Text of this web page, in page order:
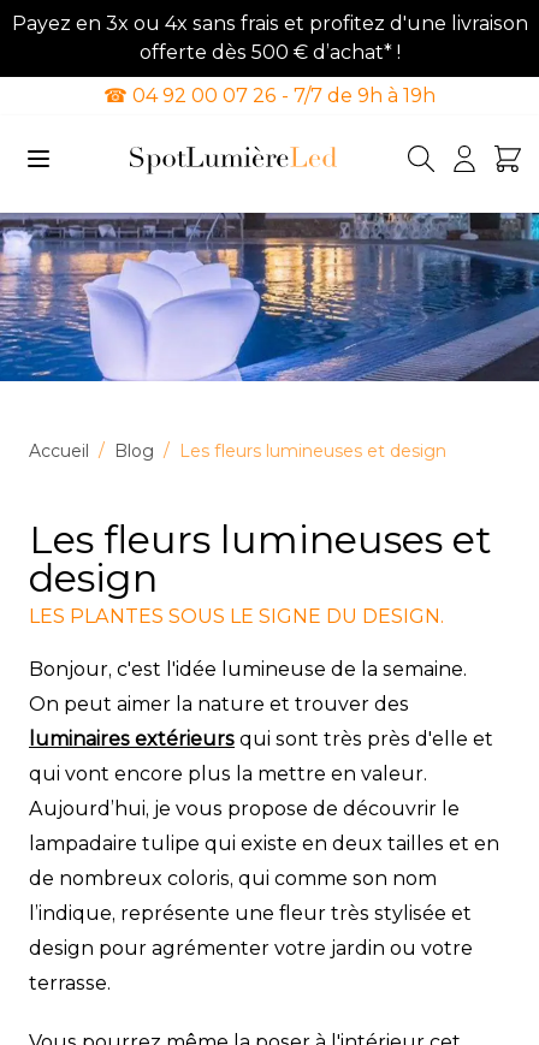
Payez en 3x ou 4x sans frais et profitez d'une livraison
offerte dès 500 € d’achat* !
☎ 04 92 00 07 26 - 7/7 de 9h à 19h
Accueil / Blog / Les fleurs lumineuses et design
Les fleurs lumineuses et
design
LES PLANTES SOUS LE SIGNE DU DESIGN.
Bonjour, c'est l'idée lumineuse de la semaine.
On peut aimer la nature et trouver des
luminaires extérieurs qui sont très près d'elle et
qui vont encore plus la mettre en valeur.
Aujourd’hui, je vous propose de découvrir le
ampadaire tulipe qui existe en deux tailles et en
de nombreux coloris, qui comme son nom
l’indique, représente une fleur très stylisée et
design pour agrémenter votre jardin ou votre
terrasse.